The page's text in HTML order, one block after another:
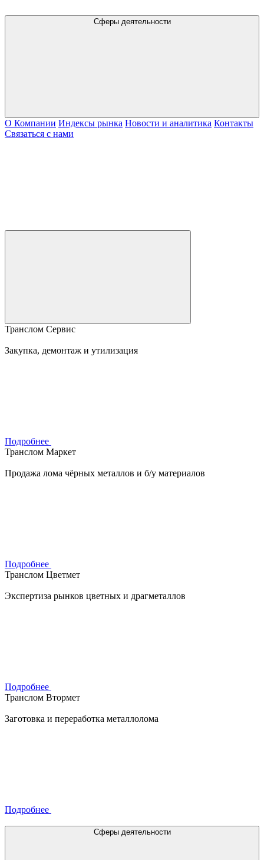
Сферы деятельности
О Компании Индексы рынка Новости и аналитика Контакты
Связаться с нами
Транслом Сервис
Закупка, демонтаж и утилизация
Подробнее
Транслом Маркет
Продажа лома чёрных металлов и б/у материалов
Подробнее
Транслом Цветмет
Экспертиза рынков цветных и драгметаллов
Подробнее
Транслом Втормет
Заготовка и переработка металлолома
Подробнее
Сферы деятельности